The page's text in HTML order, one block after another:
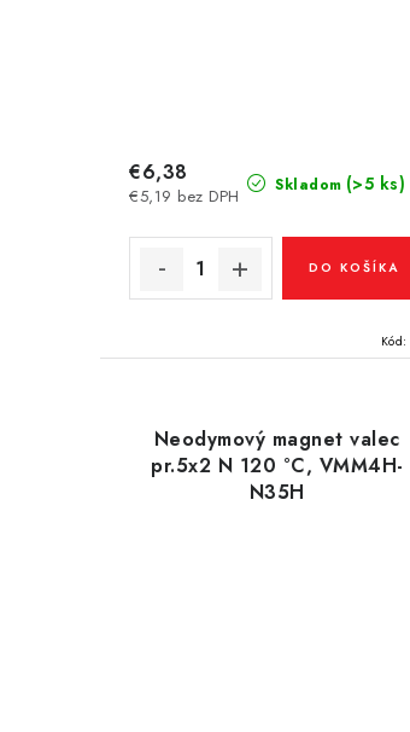
Skladom (>5 ks)
€5,19 bez DPH
€6,38
DO KOŠÍKA
Kód:
Neodymový magnet valec
pr.5x2 N 120 °C, VMM4H-
N35H